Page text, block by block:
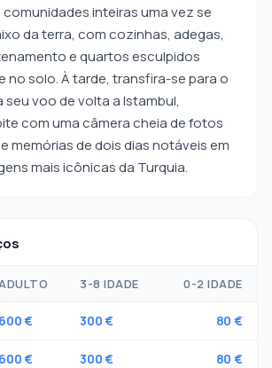
inteiras uma vez se
da terra, com cozinhas, adegas,
e quartos esculpidos
no solo. À tarde, transfira-se para o
voo de volta a Istambul,
com uma câmera cheia de fotos
memórias de dois dias notáveis em
mais icônicas da Turquia.
3-8 IDADE 0-2 IDADE
600 € 300 € 80 €
600 € 300 € 80 €